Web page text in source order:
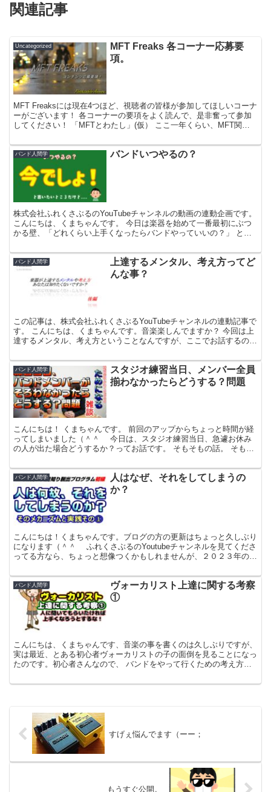
関連記事
Uncategorized
MFT Freaks 各コーナー応募要
項。
MFT Freaksには現在4つほど、視聴者の皆様が参加してほしいコーナ
ーがございます！ 各コーナーの要項をよく読んで、是非奮って参加
してください！ 「MFTとわたし」(仮） ここ一年くらい、MFT関連
バンド人間学 バンドいつやるの？
株式会社ふれくさぶるのYouTubeチャンネルの動画の連動企画です。
こんにちは、くまちゃんです。 今日は楽器を始めて一番最初にぶつ
かる壁、「どれくらい上手くなったらバンドやっていいの？」 とい
バンド人間学
上達するメンタル、考え方ってど
んな事？
この記事は、株式会社ふれくさぶるYouTubeチャンネルの連動記事で
す。 こんにちは、くまちゃんです。音楽楽しんでますか？ 今回は上
達するメンタル、考え方ということなんですが、ここでお話するの
バンド人間学
スタジオ練習当日、メンバー全員
揃わなかったらどうする？問題
こんにちは！ くまちゃんです。 前回のアップからちょっと時間が経
ってしまいました（＾＾ゞ 今日は、スタジオ練習当日、急遽お休み
の人が出た場合どうするか？ってお話です。 そもそもの話。 そもそ
バンド人間学
人はなぜ、それをしてしまうの
か？
こんにちは！くまちゃんです。ブログの方の更新はちょっと久しぶり
になります（＾＾ゞ ふれくさぶるのYoutubeチャンネルを見てくださ
ってる方なら、ちょっと想像つくかもしれませんが、２０２３年の１
バンド人間学
ヴォーカリスト上達に関する考察
①
こんにちは、くまちゃんです、音楽の事を書くのは久しぶりですが、
実は最近、とある初心者ヴォーカリストの子の面倒を見ることになっ
たのです。初心者さんなので、 バンドをやって行くための考え方や
すげぇ悩んでます（ーー；
もうすぐ公開。